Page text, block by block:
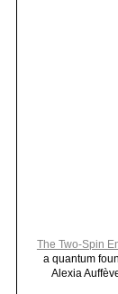
The Two-Spin
a quantum
Alexia